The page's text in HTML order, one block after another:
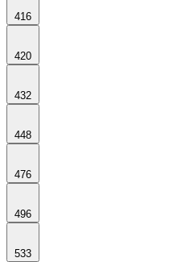
416
420
432
448
476
496
533